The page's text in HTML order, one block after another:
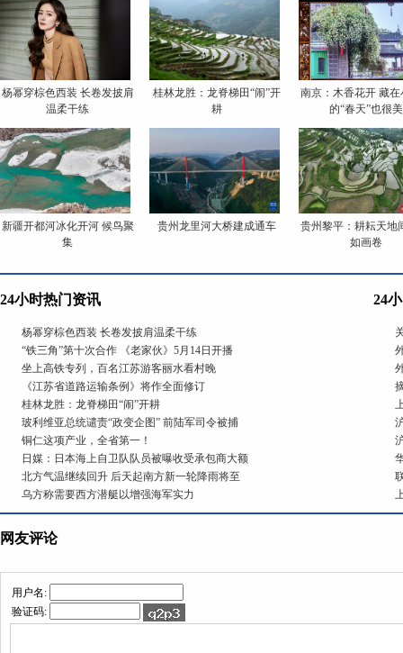
杨幂穿棕色西装 长卷发披肩
温柔干练
桂林龙胜：龙脊梯田“闹”开
耕
南京：木香花开 藏在
的“春天”也很美
新疆开都河冰化开河 候鸟聚
集
贵州龙里河大桥建成通车
贵州黎平：耕耘天地
如画卷
24小时热门资讯
杨幂穿棕色西装 长卷发披肩温柔干练
“铁三角”第十次合作 《老家伙》5月14日开播
坐上高铁专列，百名江苏游客丽水看村晚
《江苏省道路运输条例》将作全面修订
桂林龙胜：龙脊梯田“闹”开耕
玻利维亚总统谴责“政变企图” 前陆军司令被捕
铜仁这项产业，全省第一！
日媒：日本海上自卫队队员被曝收受承包商大额
北方气温继续回升 后天起南方新一轮降雨将至
乌方称需要西方潜艇以增强海军实力
24
网友评论
用户名:
验证码: